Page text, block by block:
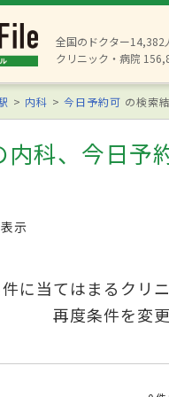
全国のドクター14,382
クリニック・病院
内科 今日予約可 の検索
内科、今日予
示
に当てはまるクリ
再度条件を変